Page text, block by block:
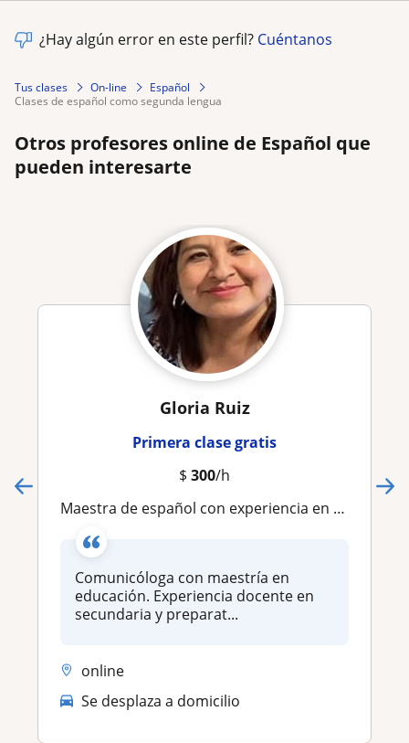
¿Hay algún error en este perfil? Cuéntanos
Tus clases On-line
Español
clases de español como segunda lengua
Otros profesores online de Español que
pueden interesarte
Gloria Ruiz
Primera clase gratis
$ 300/h
Maestra de español con experiencia en secundaria y preparatoria
Comunicóloga con maestría en
educación. Experiencia docente en
secundaria y preparat...
online
Se desplaza a domicilio